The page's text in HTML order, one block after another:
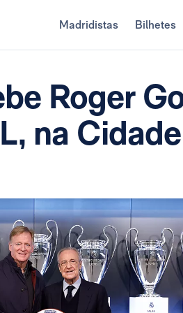
Madridistas Bilhetes
Roger
na